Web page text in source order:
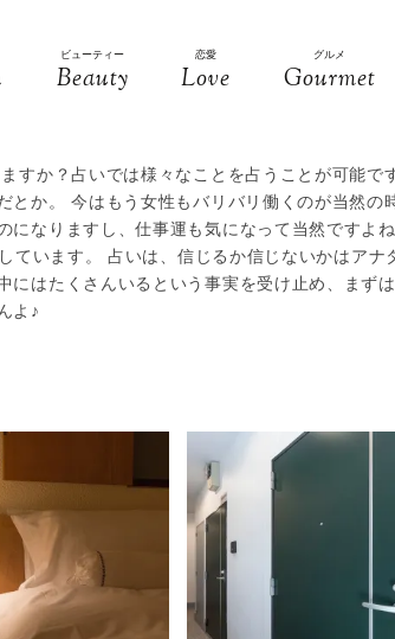
ビューティー
Beauty
恋愛
Love
グルメ
Gourmet
すか？占いでは様々なことを占うことが可能で
とか。 今はもう女性もバリバリ働くのが当然の
になりますし、仕事運も気になって当然ですよ
ています。 占いは、信じるか信じないかはアナ
にはたくさんいるという事実を受け止め、まず
よ♪